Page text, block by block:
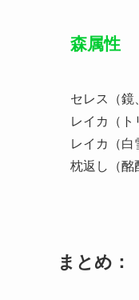
森属性
セレス（鏡
レイカ（ト
レイカ（白
枕返し（酩
まとめ：